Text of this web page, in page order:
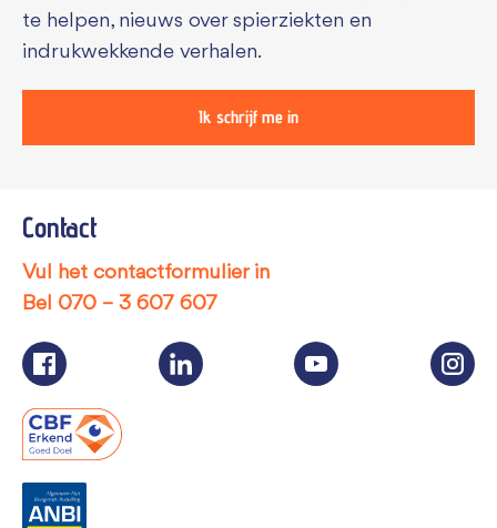
Contact
Vul het contactformulier in
Bel 070 – 3 607 607
te helpen, nieuws over spierziekten en
indrukwekkende verhalen.
Ik schrijf me in